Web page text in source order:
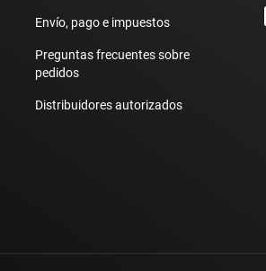
Envío, pago e impuestos
Preguntas frecuentes sobre
pedidos
Distribuidores autorizados